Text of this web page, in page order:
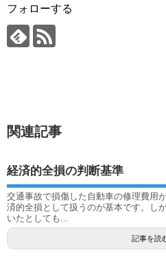
フォローする
関連記事
経済的全損の判断基準
交通事故で損傷した自動車の修理費用
済的全損として扱うのが基本です。し
いたとしても...
記事を読